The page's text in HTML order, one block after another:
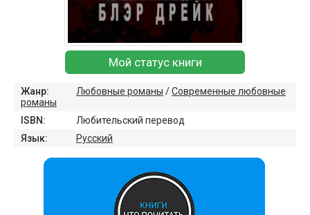
Мой статус книги
Жанр: Любовные романы /Современные любовные
романы
ISBN:
Любительский перевод
Язык:
Русский